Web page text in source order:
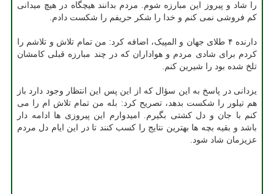
را شاد و پیروز این مبارزه شوم. مردم بدانند هیچگاه در هیچ میدانی
کم فروشی نمی کنم و خدا را شکر حریفم را شکست دادم.
دارنده ۴ طلای جهان و المپیک، اضافه کرد: من تمام تلاش و تلاشم را
کردم برای شادی مردم و هواداران که در چند مبارزه قبلی کامشان
تلخ شده بود را شیرین کنم.
یزدانی در پاسخ به این سؤال که از این پس این انتظار وجود دارد باز
هم تیلور را شکست بدهد، تصریح کرد: بله من تمام تلاش ام را می
کنم با جان و دل کشتی بگیرم. امیدوارم این پیروزی ها ادامه دار
باشد و بقیه بچه ها بهترین نتایج را کسب کنند تا در این ایام دل مردم
عزیزمان شاد شود.